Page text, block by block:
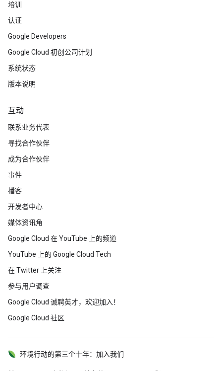
培训
认证
Google Developers
Google Cloud 初创公司计划
系统状态
版本说明
互动
联系业务代表
寻找合作伙伴
成为合作伙伴
事件
播客
开发者中心
媒体资讯角
Google Cloud 在 YouTube 上的频道
YouTube 上的 Google Cloud Tech
在 Twitter 上关注
参与用户调查
Google Cloud 诚聘英才，欢迎加入！
Google Cloud 社区
环境行动的第三个十年：加入我们